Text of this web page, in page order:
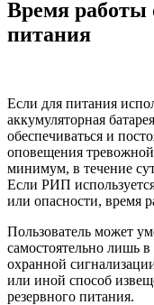
Время работы
питания
Если для питания
аккумуляторная
обеспечиваться и
оповещения
минимум, в течение
Если РИП
или опасности, время
Пользователь может
самостоятельно лишь
охранной
или иной способ
резервного питания.